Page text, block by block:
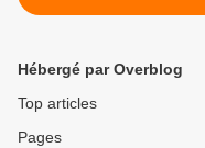
groovy bien à lui
Hébergé par Overblog
Top articles
Pages